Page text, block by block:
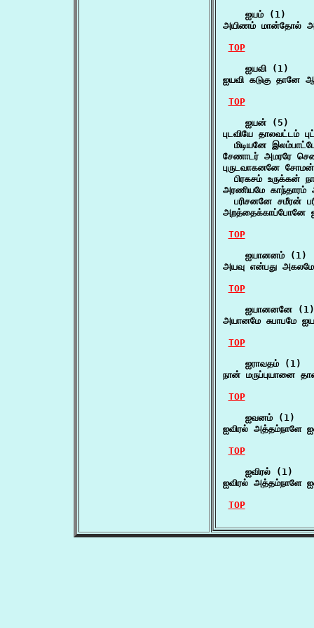
    ஐயம் (1)
அயிணம் மான்தோல்
TOP
    ஐயவி (1)
ஐயவி கடுகு
TOP
    ஐயன் (5)
புடவியே
மிடியனே
சேணாடர் அமரரே
புருடவாகனனே
பிரகசம் உருக்கன்
அரணியமே காந்தாரம்
பரிசனனே சமீரன்
அறத்தைக்காப்போனே
TOP
    ஐயானனம் (1)
அயவு என்பது
TOP
    ஐயானனனே (1)
அயானமே
TOP
    ஐராவதம் (1)
நான் மருப்புயானை
TOP
    ஐவனம் (1)
ஐவிரல் அத்தம்நாளே
TOP
    ஐவிரல் (1)
ஐவிரல் அத்தம்நாளே
TOP